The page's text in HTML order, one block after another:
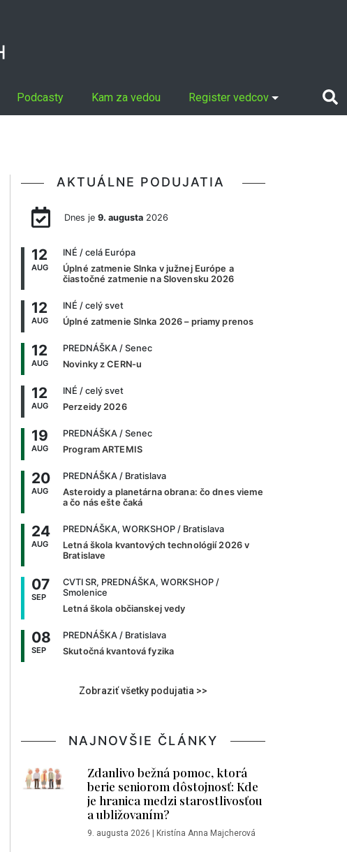
Podcasty Kam za vedou Register vedcov
AKTUÁLNE PODUJATIA
Dnes je 9. augusta2026
12
AUG
INÉ / celá Európa
Úplné zatmenie Slnka v južnej Európe a
čiastočné zatmenie na Slovensku 2026
12
AUG
INÉ / celý svet
Úplné zatmenie Slnka 2026 – priamy prenos
12
AUG
PREDNÁŠKA / Senec
Novinky z CERN-u
12
AUG
INÉ / celý svet
Perzeidy 2026
19
AUG
PREDNÁŠKA / Senec
Program ARTEMIS
20
AUG
PREDNÁŠKA / Bratislava
Asteroidy a planetárna obrana: čo dnes vieme
a čo nás ešte čaká
24
AUG
PREDNÁŠKA, WORKSHOP / Bratislava
Letná škola kvantových technológií 2026 v
Bratislave
07
SEP
CVTI SR, PREDNÁŠKA, WORKSHOP /
Smolenice
Letná škola občianskej vedy
08
SEP
PREDNÁŠKA / Bratislava
Skutočná kvantová fyzika
Zobraziť všetky podujatia >>
NAJNOVŠIE ČLÁNKY
Zdanlivo bežná pomoc, ktorá
berie seniorom dôstojnosť: Kde
je hranica medzi starostlivosťou
a ubližovaním?
9. augusta 2026 | Kristína Anna Majcherová